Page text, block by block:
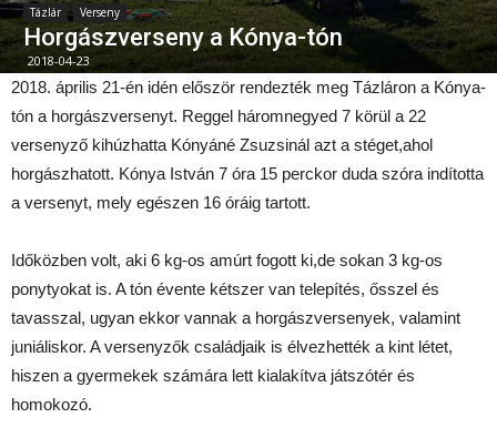
Tázlár Verseny
Horgászverseny a Kónya-tón
2018-04-23
2018. április 21-én idén először rendezték meg Tázláron a Kónya-
tón a horgászversenyt. Reggel háromnegyed 7 körül a 22
versenyző kihúzhatta Kónyáné Zsuzsinál azt a stéget,ahol
horgászhatott. Kónya István 7 óra 15 perckor duda szóra indította
a versenyt, mely egészen 16 óráig tartott.
Időközben volt, aki 6 kg-os amúrt fogott ki,de sokan 3 kg-os
ponytyokat is. A tón évente kétszer van telepítés, ősszel és
tavasszal, ugyan ekkor vannak a horgászversenyek, valamint
juniáliskor. A versenyzők családjaik is élvezhették a kint létet,
hiszen a gyermekek számára lett kialakítva játszótér és
homokozó.